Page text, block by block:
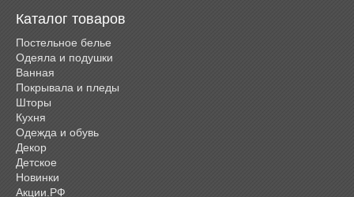
Каталог товаров
Постельное белье
Одеяла и подушки
Ванная
Покрывала и пледы
Шторы
Кухня
Одежда и обувь
Декор
Детское
Новинки
Акции.РФ